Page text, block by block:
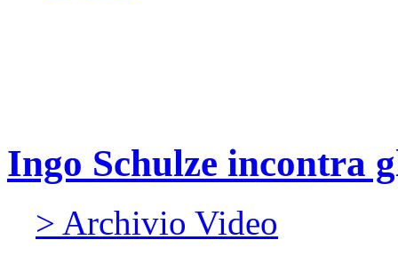
Ingo Schulze incontra
> Archivio Video